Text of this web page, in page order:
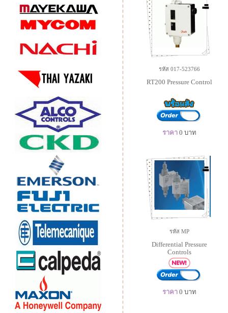
รหัส 017-523766
RT200 Pressure Control
ราคา 0 บาท
รหัส MP
Differential Pressure
Controls
ราคา 0 บาท